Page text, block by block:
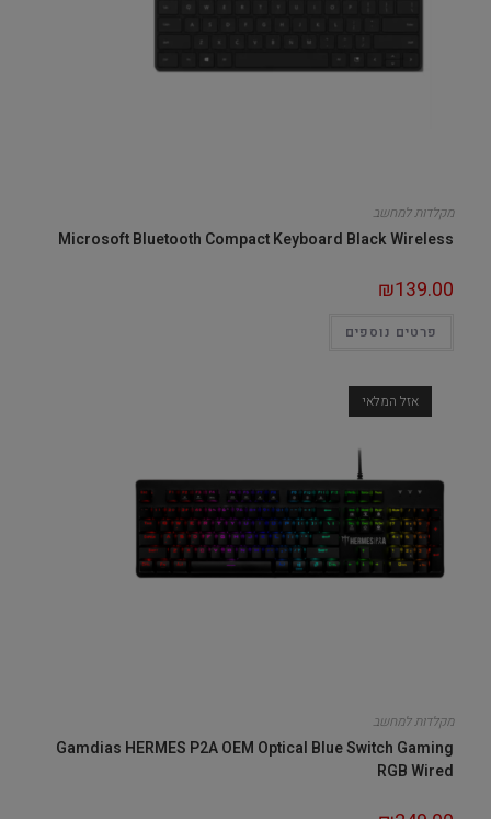
מקלדות למחשב
Microsoft Bluetooth Compact Keyboard Black Wireless
₪139.00
פרטים נוספים
אזל המלאי
מקלדות למחשב
Gamdias HERMES P2A OEM Optical Blue Switch Gaming
RGB Wired